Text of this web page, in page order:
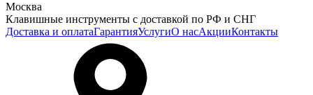
Москва
Клавишные инструменты с доставкой по РФ и СНГ
Доставка и оплатаГарантияУслугиО насАкцииКонтакты